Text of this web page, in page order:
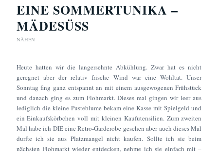
EINE SOMMERTUNIKA –
MÄDESÜSS
NÄHEN
Heute hatten wir die langersehnte Abkühlung. Zwar hat es nicht
geregnet aber der relativ frische Wind war eine Wohltat. Unser
Sonntag fing ganz entspannt an mit einem ausgewogenen Frühstück
und danach ging es zum Flohmarkt. Dieses mal gingen wir leer aus
lediglich die kleine Pusteblume bekam eine Kasse mit Spielgeld und
ein Einkaufskörbchen voll mit kleinen Kaufutensilien. Zum zweiten
Mal habe ich DIE eine Retro-Garderobe gesehen aber auch dieses Mal
durfte ich sie aus Platzmangel nicht kaufen. Sollte ich sie beim
nächsten Flohmarkt wieder entdecken, nehme ich sie einfach mit –